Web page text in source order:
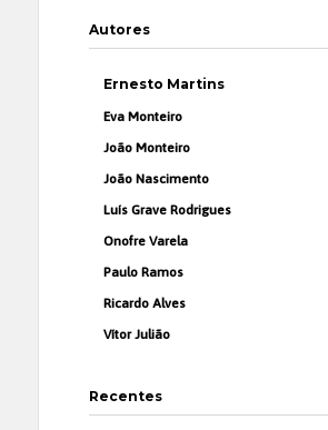
Autores
Ernesto Martins
Eva Monteiro
João Monteiro
João Nascimento
Luís Grave Rodrigues
Onofre Varela
Paulo Ramos
Ricardo Alves
Vítor Julião
Recentes